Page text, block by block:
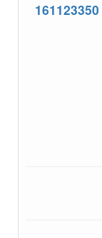
161123350